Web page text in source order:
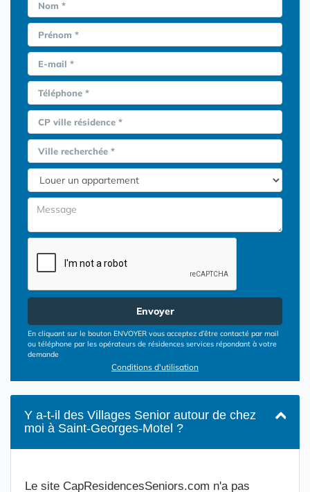
Nom *
Prénom *
E-mail *
Téléphone *
CP ville résidence *
Ville recherchée *
Envoyer
En cliquant sur le bouton ENVOYER vous acceptez d’être contacté par mail
ou téléphone par les opérateurs de résidences services répondant à votre
demande
Conditions d'utilisation
Y a-t-il des Villages Senior autour de chez
moi à Saint-Georges-Motel ?
Le site CapResidencesSeniors.com n'a pas